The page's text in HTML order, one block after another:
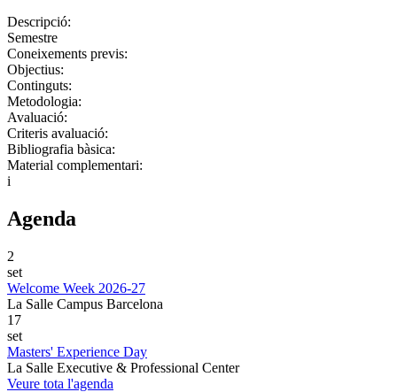
Descripció:
Semestre
Coneixements previs:
Objectius:
Continguts:
Metodologia:
Avaluació:
Criteris avaluació:
Bibliografia bàsica:
Material complementari:
i
Agenda
2
set
Welcome Week 2026-27
La Salle Campus Barcelona
17
set
Masters' Experience Day
La Salle Executive & Professional Center
Veure tota l'agenda